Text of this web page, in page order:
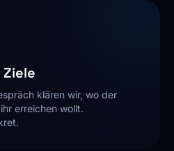
klären wir, wo der
erreichen wollt.